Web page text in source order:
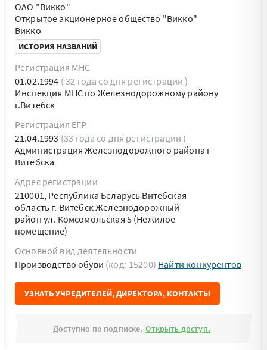
ОАО "Викко"
Открытое акционерное общество "Викко"
Викко
ИСТОРИЯ НАЗВАНИЙ
Регистрация МНС
01.02.1994 ( 32 года со дня регистрации )
Инспекция МНС по Железнодорожному району
г.Витебск
Регистрация ЕГР
21.04.1993 (33 года со дня регистрации )
Администрация Железнодорожного района г
Витебска
Адрес регистрации
210001, Республика Беларусь Витебская
область г. Витебск Железнодорожный
район ул. Комсомольская 5 (Нежилое
помещение)
Основной вид деятельности
Производство обуви (код: 15200) Найти конкурентов
УЗНАТЬ УЧРЕДИТЕЛЕЙ, ДИРЕКТОРА, КОНТАКТЫ
Доступно по подписке. Открыть доступ.